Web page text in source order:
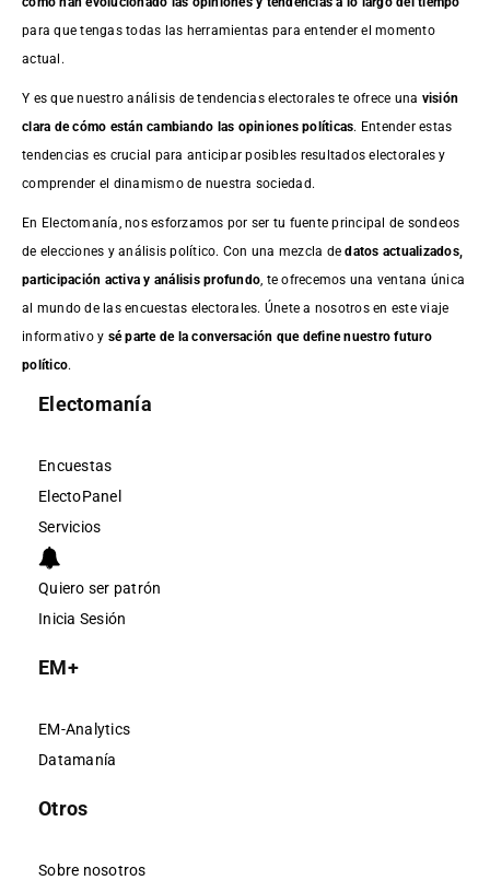
para que tengas todas las herramientas para entender el momento
actual.
Y es que nuestro análisis de tendencias electorales te ofrece una visión
clara de cómo están cambiando las opiniones políticas. Entender estas
tendencias es crucial para anticipar posibles resultados electorales y
comprender el dinamismo de nuestra sociedad.
En Electomanía, nos esforzamos por ser tu fuente principal de sondeos
de elecciones y análisis político. Con una mezcla dedatos actualizados,
participación activa y análisis profundo , te ofrecemos una ventana única
al mundo de las encuestas electorales. Únete a nosotros en este viaje
informativo y sé parte de la conversación que define nuestro futuro
político.
Electomanía
Encuestas
ElectoPanel
Servicios
Quiero ser patrón
Inicia Sesión
EM+
EM-Analytics
Datamanía
Otros
Sobre nosotros